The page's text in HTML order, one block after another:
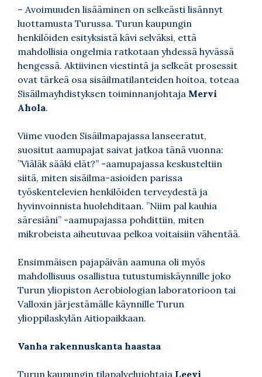
– Avoimuuden lisääminen on selkeästi lisännyt
luottamusta Turussa. Turun kaupungin
henkilöiden esityksistä kävi selväksi, että
mahdollisia ongelmia ratkotaan yhdessä hyvässä
hengessä. Aktiivinen viestintä ja selkeät prosessit
ovat tärkeä osa sisäilmatilanteiden hoitoa, toteaa
Sisäilmayhdistyksen toiminnanjohtaja Mervi
Ahola.
Viime vuoden Sisäilmapajassa lanseeratut,
suositut aamupajat saivat jatkoa tänä vuonna:
”Viäläk sääki elät?” -aamupajassa keskusteltiin
siitä, miten sisäilma-asioiden parissa
työskentelevien henkilöiden terveydestä ja
hyvinvoinnista huolehditaan. ”Niim pal kauhia
säresiäni” -aamupajassa pohdittiin, miten
mikrobeista aiheutuvaa pelkoa voitaisiin vähentää.
Ensimmäisen pajapäivän aamuna oli myös
mahdollisuus osallistua tutustumiskäynnille joko
Turun yliopiston Aerobiologian laboratorioon tai
Valloxin järjestämälle käynnille Turun
ylioppilaskylän Aitiopaikkaan.
Vanha rakennuskanta haastaa
Turun kaupungin tilapalvelujohtaja Leevi